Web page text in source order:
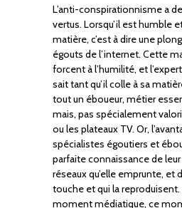
L’anti-conspirationnisme a
vertus. Lorsqu’il est humble
matière, c’est à dire une
égouts de l’internet. Cette
forcent à l’humilité, et
sait tant qu’il colle à sa
tout un éboueur, métier
mais, pas spécialement
ou les plateaux TV. Or,
spécialistes égoutiers et
parfaite connaissance de
réseaux qu’elle emprunte, et
touche et qui la reproduisent.
moment médiatique, ce